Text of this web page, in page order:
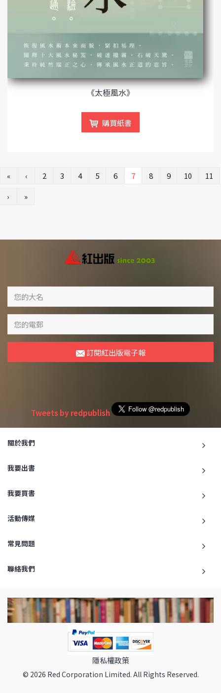
《太極風水》
購買紙書
« ‹ 2 3 4 5 6 7 8 9 10
11
›
»
訂閱紅出版電子報
Tweets by redpublish
關於我們
我要出書
我要買書
活動傳媒
常見問題
聯絡我們
隱私權政策
© 2026 Red Corporation Limited. All Rights Reserved.